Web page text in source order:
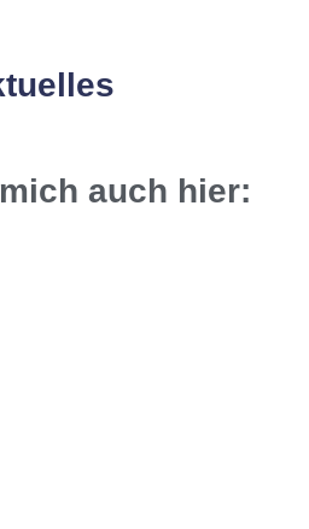
auch hier: